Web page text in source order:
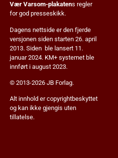
Vær Varsom-plakatens regler
for god presseskikk.
Dagens nettside er den fjerde
versjonen siden starten 26. april
2013. Siden ble lansert 11.
januar 2024. KM+ systemet ble
innført i august 2023.
© 2013-2026 JB Forlag.
Alt innhold er copyrightbeskyttet
og kan ikke gjengis uten
tillatelse.